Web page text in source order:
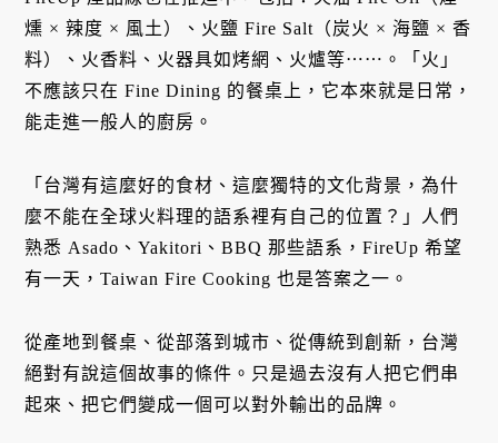
燻 × 辣度 × 風土）、火鹽 Fire Salt（炭火 × 海鹽 × 香
料）、火香料、火器具如烤網、火爐等⋯⋯。「火」
不應該只在 Fine Dining 的餐桌上，它本來就是日常，
能走進一般人的廚房。
「台灣有這麼好的食材、這麼獨特的文化背景，為什
麼不能在全球火料理的語系裡有自己的位置？」人們
熟悉 Asado、Yakitori、BBQ 那些語系，FireUp 希望
有一天，Taiwan Fire Cooking 也是答案之一。
從產地到餐桌、從部落到城市、從傳統到創新，台灣
絕對有說這個故事的條件。只是過去沒有人把它們串
起來、把它們變成一個可以對外輸出的品牌。